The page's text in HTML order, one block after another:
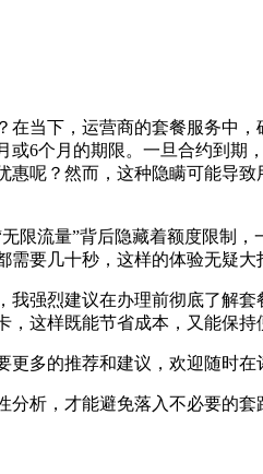
在当下，运营商的套餐服务中
或6个月的期限。一旦合约到
惠呢？然而，这种隐瞒可能导
限流量”背后隐藏着额度限制
要几十秒，这样的体验无疑大
我强烈建议在办理前彻底了解
这样既能节省成本，又能保持
多的推荐和建议，欢迎随时在
析，才能避免落入不必要的套